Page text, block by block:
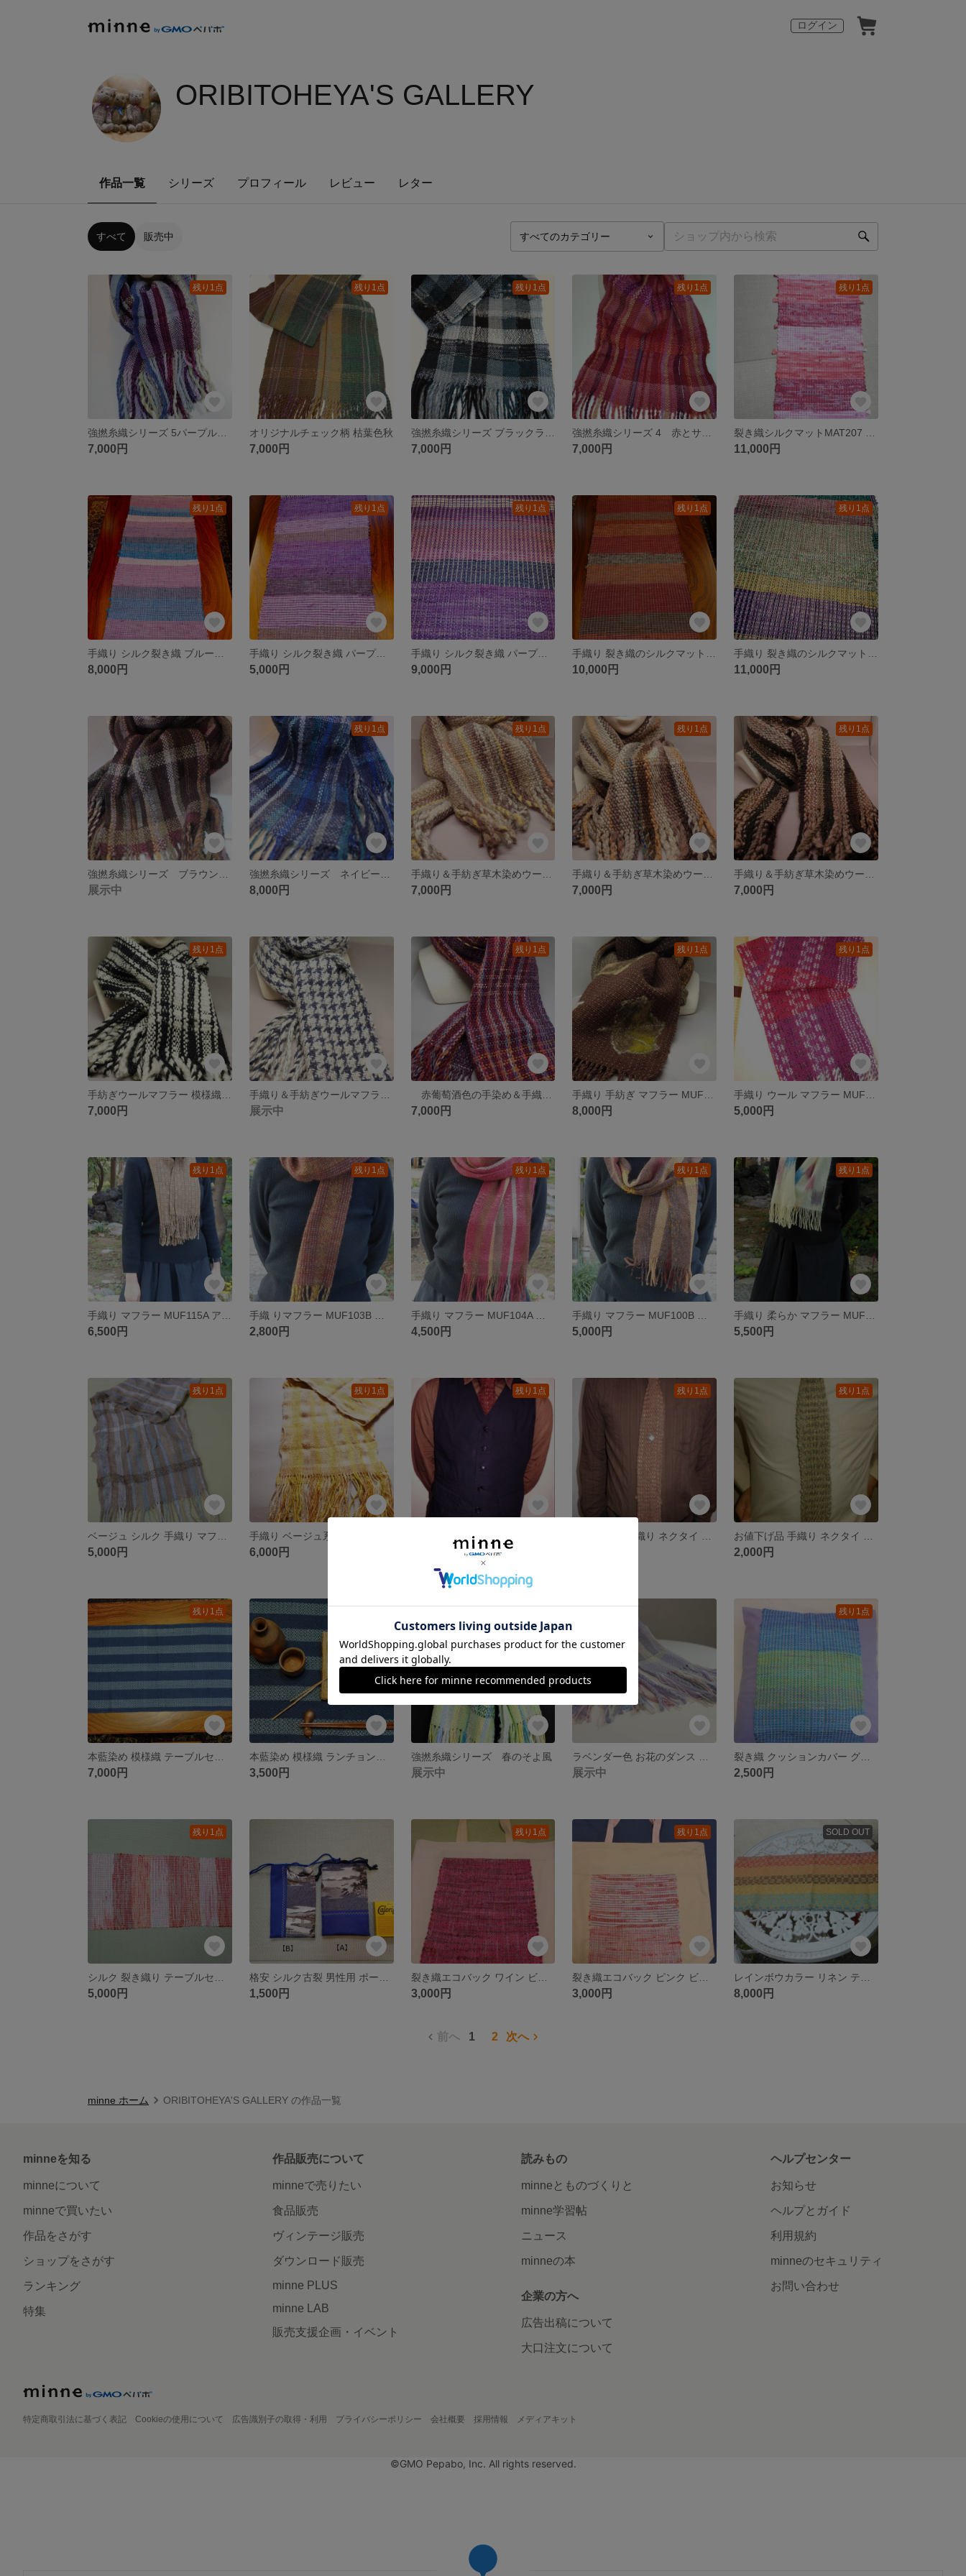
ログイン
ORIBITOHEYA'S GALLERY
作品一覧 シリーズ プロフィール レビュー レター
すべて 販売中
残り1点
7,000円
残り1点
オリジナルチェック柄 枯葉色秋
7,000円
残り1点
7,000円
残り1点
7,000円
残り1点
11,000円
残り1点
8,000円
残り1点
手織り シルク裂き織 パープル テーブルセンター 小
5,000円
残り1点
手織り シルク裂き織 パープル マット 大
9,000円
残り1点
10,000円
残り1点
11,000円
展示中
残り1点
8,000円
残り1点
7,000円
残り1点
7,000円
残り1点
7,000円
残り1点
7,000円 展示中
残り1点
7,000円
残り1点
8,000円
残り1点
5,000円
残り1点
6,500円
残り1点
2,800円
残り1点
4,500円
残り1点
5,000円
残り1点
5,500円
残り1点
5,000円
残り1点
6,000円
残り1点 残り1点 残り1点
2,000円
残り1点
7,000円 3,500円
強撚糸織シリーズ 春のそよ風
展示中 展示中
残り1点
2,500円
残り1点
5,000円 1,500円
残り1点
裂き織エコバック ワイン ビッグサイズ 何でも入る 丈夫でおしゃれ プレゼント
3,000円
残り1点
3,000円
SOLD OUT
8,000円
前へ 1 2 次へ
minne ホーム ORIBITOHEYA'S GALLERY の作品一覧
minneを知る
minneについて
minneで買いたい
作品をさがす
ショップをさがす
ランキング
特集
作品販売について
minneで売りたい
食品販売
ヴィンテージ販売
ダウンロード販売
minne PLUS
minne LAB
販売支援企画・イベント
読みもの
minneとものづくりと
minne学習帖
ニュース
minneの本
企業の方へ
広告出稿について
大口注文について
ヘルプセンター
お知らせ
ヘルプとガイド
利用規約
minneのセキュリティ
お問い合わせ
特定商取引法に基づく表記 Cookieの使用について 広告識別子の取得・利用 プライバシーポリシー 会社概要 採用情報 メディアキット
©GMO Pepabo, Inc. All rights reserved.